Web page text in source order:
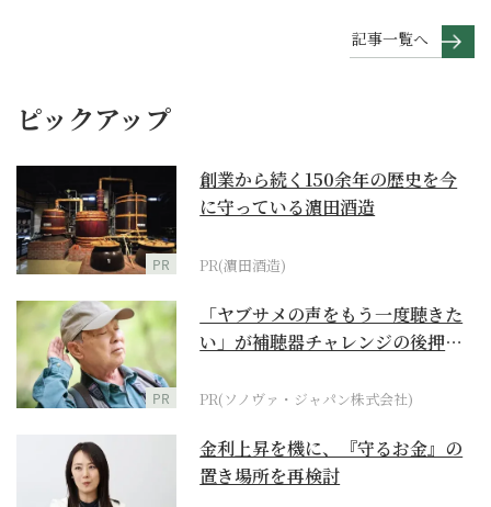
記事一覧へ
ピックアップ
PR
創業から続く150余年の歴史を今
に守っている濵田酒造
PR(濵田酒造)
PR
「ヤブサメの声をもう一度聴きた
い」が補聴器チャレンジの後押し
PR(ソノヴァ・ジャパン株式会社)
金利上昇を機に、『守るお金』の
置き場所を再検討